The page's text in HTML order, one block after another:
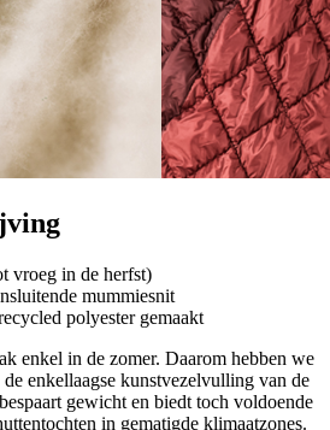
vroeg in de herfst)
mummiesnit
polyester gemaakt
enkel in de zomer. Daarom hebben we
enkellaagse kunstvezelvulling van de
gewicht en biedt toch voldoende
in gematigde klimaatzones.